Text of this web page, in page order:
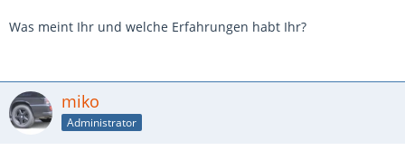
Was meint Ihr und welche Erfahrungen habt Ihr?
miko
Administrator